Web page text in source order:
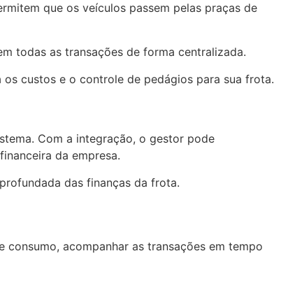
que os veículos passem pelas praças de
todas as transações de forma centralizada.
custos e o controle de pedágios para sua frota.
Com a integração, o gestor pode
da empresa.
das finanças da frota.
acompanhar as transações em tempo